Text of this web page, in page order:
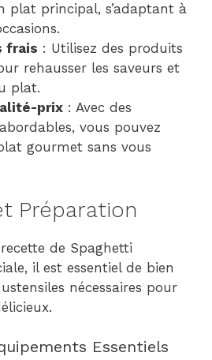
plat principal, s’adaptant à
frais : Utilisez des produits
rehausser les saveurs et
plat.
prix : Avec des
vous pouvez
gourmet sans vous
Préparation
de Spaghetti
il est essentiel de bien
ustensiles nécessaires pour
Essentiels